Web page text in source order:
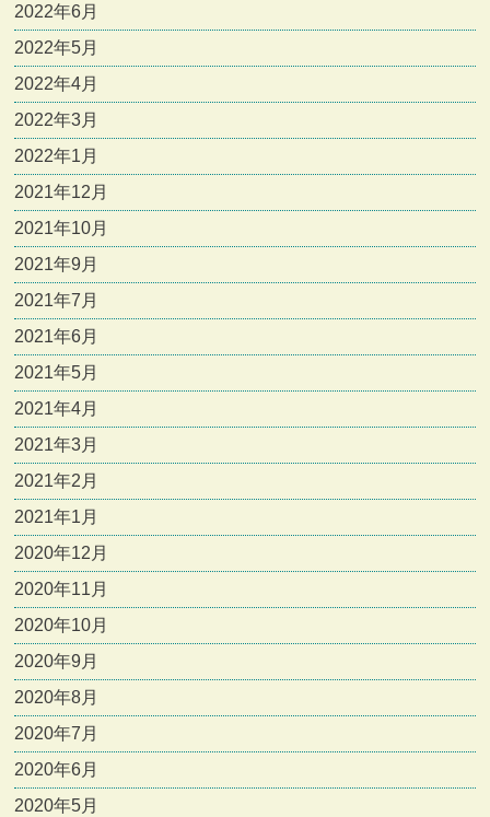
2022年6月
2022年5月
2022年4月
2022年3月
2022年1月
2021年12月
2021年10月
2021年9月
2021年7月
2021年6月
2021年5月
2021年4月
2021年3月
2021年2月
2021年1月
2020年12月
2020年11月
2020年10月
2020年9月
2020年8月
2020年7月
2020年6月
2020年5月